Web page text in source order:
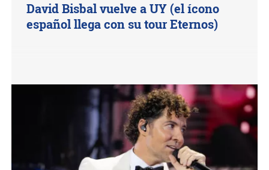
David Bisbal vuelve a UY (el ícono
español llega con su tour Eternos)